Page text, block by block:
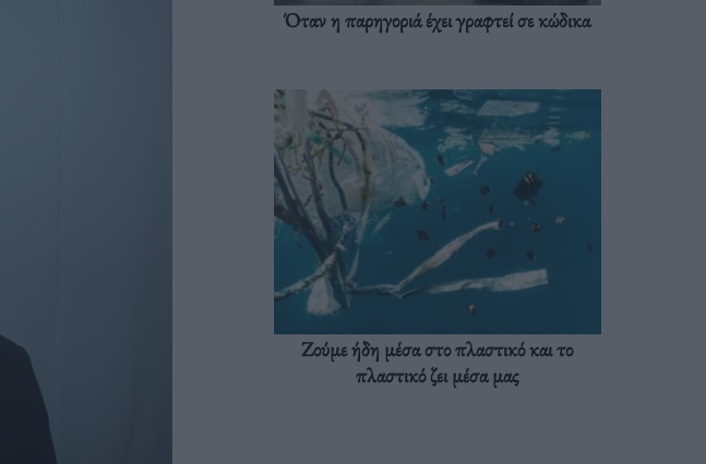
Όταν η παρηγοριά έχει γραφτεί σε κώδικα
Ζούμε ήδη μέσα στο πλαστικό και το
πλαστικό ζει μέσα μας